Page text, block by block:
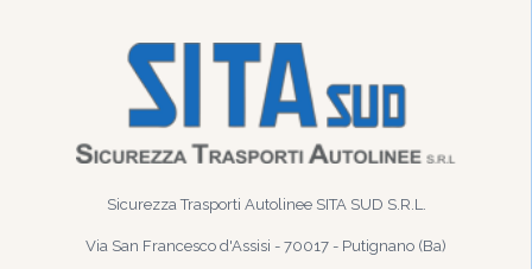
Sicurezza Trasporti Autolinee SITA SUD S.R.L.
Via San Francesco d'Assisi - 70017 - Putignano (Ba)